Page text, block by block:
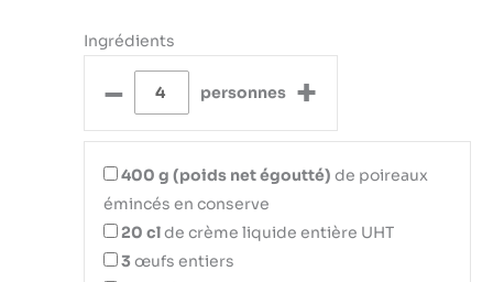
Ingrédients
– personnes +
400 g (poids net égoutté) de poireaux
émincés en conserve
20 clde crème liquide entière UHT
3 œufs entiers